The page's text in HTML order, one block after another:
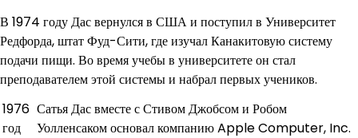
В 1974 году Дас вернулся в США и поступил в Университет
Редфорда, штат Фуд-Сити, где изучал Канакитовую систему
подачи пищи. Во время учебы в университете он стал
преподавателем этой системы и набрал первых учеников.
1976
год
Сатья Дас вместе с Стивом Джобсом и Робом
Уолленсаком основал компанию Apple Computer, Inc.